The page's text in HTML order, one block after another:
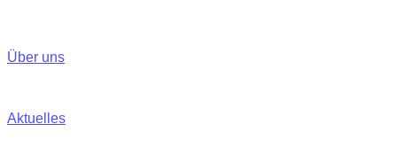
Über uns
Aktuelles